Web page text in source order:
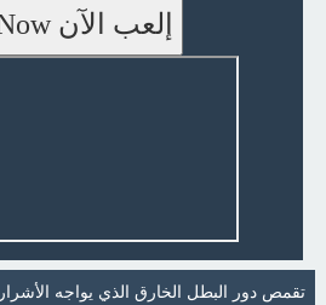
إلعب الآن Play Now
تقمص دور البطل الخارق الذي يواجه